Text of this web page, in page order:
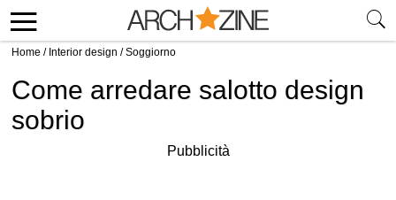
Home / Interior design /Soggiorno
Come arredare salotto design
sobrio
Pubblicità